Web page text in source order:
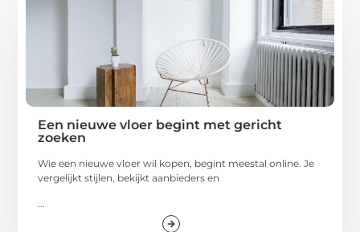
Een nieuwe vloer begint met gericht
zoeken
Wie een nieuwe vloer wil kopen, begint meestal online. Je
vergelijkt stijlen, bekijkt aanbieders en
...